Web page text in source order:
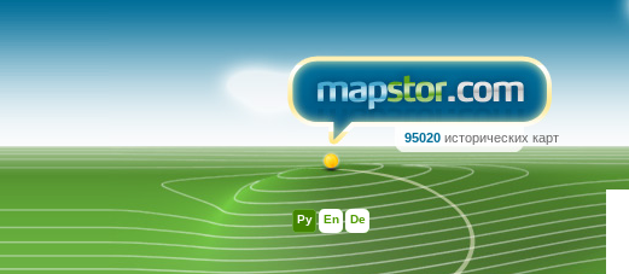
Ру En De
95020 исторических карт